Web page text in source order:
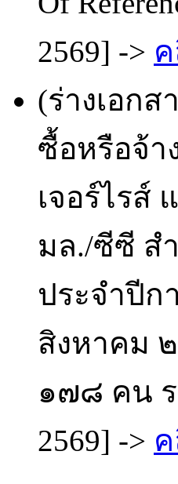
2569] ->
(ร่างเอกส
ซื้อหรือจ้า
เจอร์ไรส์
มล./ซีซี ส
ประจำปีก
สิงหาคม
๑๗๘ คน ร
2569] ->